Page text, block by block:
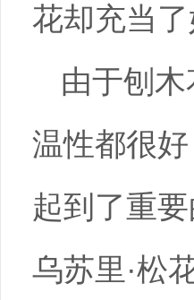
花却充当
由于刨
温性都很
起到了重
乌苏里·松